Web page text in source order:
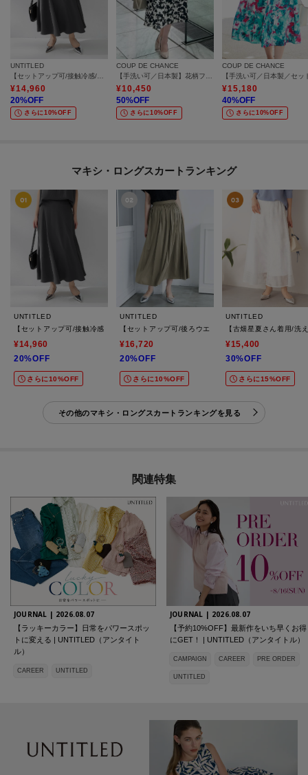
UNTITLED
【セットアップ可/接触冷感/遮熱】リラクシーフレアスカート
¥14,960
20%OFF
さらに10%OFF
COUP DE CHANCE
【手洗い可／日本製】花柄フレアスカート
¥10,450
50%OFF
さらに10%OFF
COUP DE CHANCE
¥15,180
40%OFF
さらに10%OFF
マキシ・ロングスカートランキング
UNTITLED
【セットアップ可/接触冷感/遮熱】リラクシーフレアスカート
¥14,960
20%OFF
さらに10%OFF
UNTITLED
【セットアップ可/後ろウエストゴム/光沢感】ローンフ
¥16,720
20%OFF
さらに10%OFF
UNTITLED
【古畑星夏さん着用/洗
¥15,400
30%OFF
さらに15%OFF
その他のマキシ・ロングスカートランキングを見る
関連特集
JOURNAL | 2026.08.07
【ラッキーカラー】日常をパワースポッ
トに変える | UNTITLED（アンタイト
ル）
CAREER UNTITLED
JOURNAL | 2026.08.07
【予約10%OFF】最新作をいち早くお得
にGET！ | UNTITLED（アンタイトル）
CAMPAIGN CAREER PRE ORDER
UNTITLED